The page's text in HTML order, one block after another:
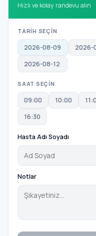
Hızlı ve kolay randevu alın
TARİH SEÇİN
2026-08-09 2026-
2026-08-12
SAAT SEÇİN
09:00 10:00
16:30
Hasta Adı Soyadı
Notlar